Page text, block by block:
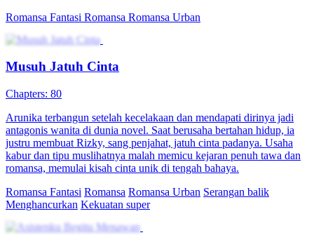
Romansa Fantasi Romansa Romansa Urban
Musuh Jatuh Cinta
Chapters: 80
Arunika terbangun setelah kecelakaan dan mendapati dirinya jadi
antagonis wanita di dunia novel. Saat berusaha bertahan hidup, ia
justru membuat Rizky, sang penjahat, jatuh cinta padanya. Usaha
kabur dan tipu muslihatnya malah memicu kejaran penuh tawa dan
romansa, memulai kisah cinta unik di tengah bahaya.
Romansa Fantasi Romansa Romansa Urban Serangan balik
Menghancurkan Kekuatan super